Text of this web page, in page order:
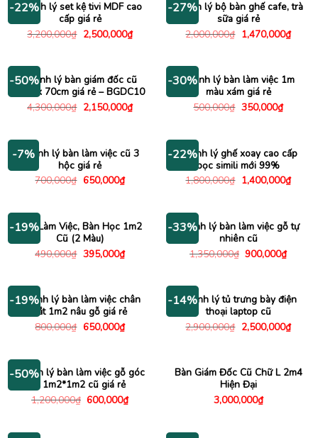
-22%
Thanh lý set kệ tivi MDF cao
cấp giá rẻ
3,200,000₫ Giá
gốc
2,500,000₫Giá
hiện
2,500,000₫.
-27%
Thanh lý bộ bàn ghế cafe, trà
sữa giá rẻ
2,000,000₫ Giá
gốc
1,470,000₫Giá
hiện
-50%
Thanh lý bàn giám đốc cũ
1m4 x 70cm giá rẻ – BGDC10
4,300,000₫ Giá
gốc
2,150,000₫Giá
hiện
2,150,000₫.
-30%Thanh lý bàn làm việc 1m
màu xám giá rẻ
500,000₫ Giá
350,000₫Giá
hiện
-7%
Thanh lý bàn làm việc cũ 3
hộc giá rẻ
700,000₫ Giá
650,000₫Giá
hiện
650,000₫.
-22%
Thanh lý ghế xoay cao cấp
bọc simili mới 99%
1,800,000₫ Giá
gốc
1,400,000₫Giá
hiện
-19%
Bàn Làm Việc, Bàn Học 1m2
Cũ (2 Màu)
490,000₫ Giá
395,000₫Giá
hiện
395,000₫.
-33%
Thanh lý bàn làm việc gỗ tự
nhiên cũ
1,350,000₫ Giá
900,000₫Giá
hiện
-19%
Thanh lý bàn làm việc chân
sắt 1m2 nâu gỗ giá rẻ
800,000₫ Giá
650,000₫Giá
hiện
-14%
Thanh lý tủ trưng bày điện
thoại laptop cũ
2,900,000₫ Giá
gốc
2,500,000₫Giá
hiện
-50%
Thanh lý bàn làm việc gỗ góc
L 1m2*1m2 cũ giá rẻ
1,200,000₫ Giá
600,000₫Giá
hiện
Bàn Giám Đốc Cũ Chữ L 2m4
Hiện Đại
3,000,000₫